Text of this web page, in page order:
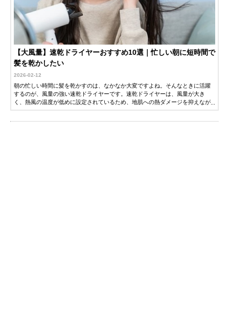
【大風量】速乾ドライヤーおすすめ10選｜忙しい朝に短時間で
髪を乾かしたい
2026-02-12
朝の忙しい時間に髪を乾かすのは、なかなか大変ですよね。そんなときに活躍
するのが、風量の強い速乾ドライヤーです。速乾ドライヤーは、風量が大き
く、熱風の温度が低めに設定されているため、地肌への熱ダメージを抑えなが